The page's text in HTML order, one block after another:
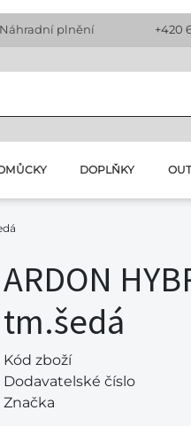
Náhradní plnění +420
DOPLŇKY
ARDON
tm.šedá
Kód zboží
Dodavatelské číslo
Značka